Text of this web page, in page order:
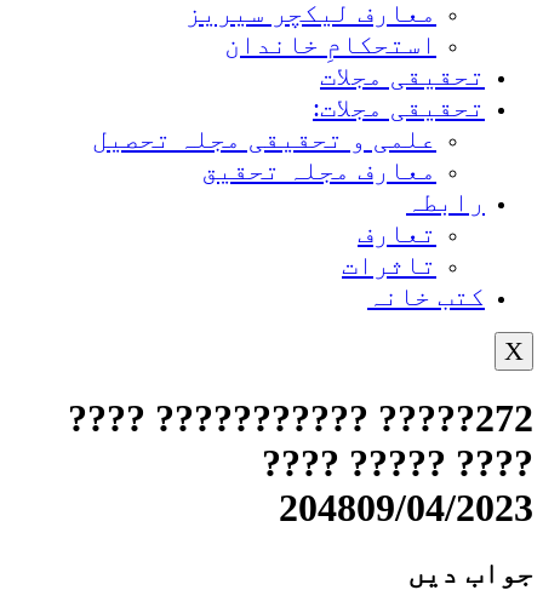
معارف لیکچر سیریز
استحکامِ خاندان
تحقیقی مجلات
تحقیقی مجلات:
علمی و تحقیقی مجلہ تحصیل
معارف مجلہ تحقیق
رابطہ
تعارف
تاثرات
کتب خانہ
X
272????? ??????????? ????
???? ????? ????
204809/04/2023
جواب دیں